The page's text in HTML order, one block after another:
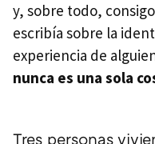
y, sobre todo,
escribía sobre la
experiencia de
nunca es una sola
Tres personas